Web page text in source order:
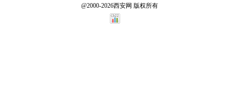
@2000-2026西安网 版权所有